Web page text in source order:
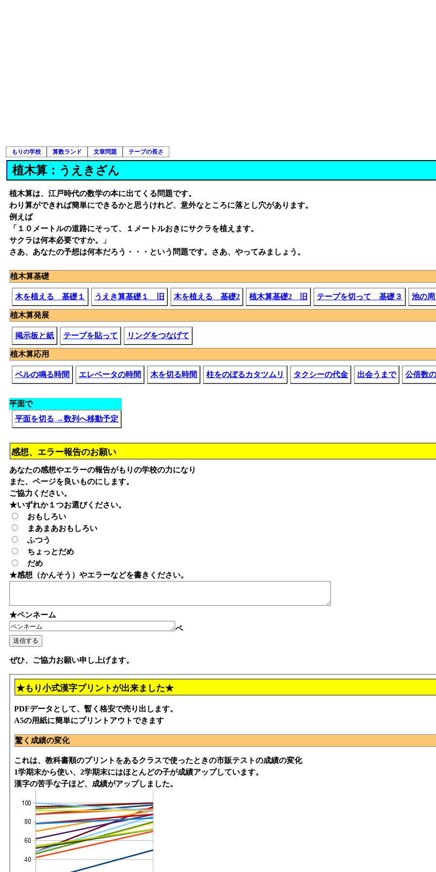
もりの学校 算数ランド 文章問題 テープの長さ
植木算：うえきざん
植木算は、江戸時代の数学の本に出てくる問題です。
わり算ができれば簡単にできるかと思うけれど、意外なところに落とし穴があります。
例えば
「１０メートルの道路にそって、１メートルおきにサクラを植えます。
サクラは何本必要ですか。」
さあ、あなたの予想は何本だろう・・・という問題です。さあ、やってみましょう。
植木算基礎
木を植える 基礎１ うえき算基礎１ 旧 木を植える 基礎2 植木算基礎2 旧 テープを切って 基礎３ 池の
植木算発展
掲示板と紙 テープを貼って リングをつなげて
植木算応用
ベルの鳴る時間 エレベータの時間 木を切る時間 柱をのぼるカタツムリ タクシーの代金 出会うまで 公倍数
平面で
平面を切る →数列へ移動予定
感想、エラー報告のお願い
あなたの感想やエラーの報告がもりの学校の力になり
また、ページを良いものにします。
ご協力ください。
★いずれか１つお選びください。
おもしろい
まあまあおもしろい
ふつう
ちょっとだめ
だめ
★感想（かんそう）やエラーなどを書きください。
★ペンネーム
ペ
ぜひ、ご協力お願い申し上げます。